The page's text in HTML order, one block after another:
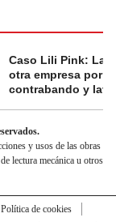
Caso Lili Pink: La
otra empresa por
contrabando y
y usos de las obras
lectura mecánica u otros
Política de cookies